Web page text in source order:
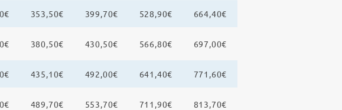
353,50€ 399,70€ 528,90€ 664,40€
380,50€ 430,50€ 566,80€ 697,00€
435,10€ 492,00€ 641,40€ 771,60€
489,70€ 553,70€ 711,90€ 813,70€